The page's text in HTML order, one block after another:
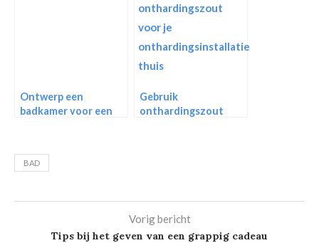
Ontwerp een
badkamer voor een
Gebruik
onthardingszout
BAD
Vorig bericht
Tips bij het geven van een grappig cadeau